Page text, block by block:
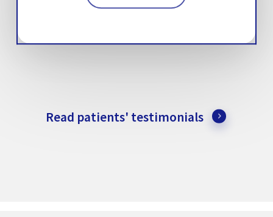
Read patients' testimonials